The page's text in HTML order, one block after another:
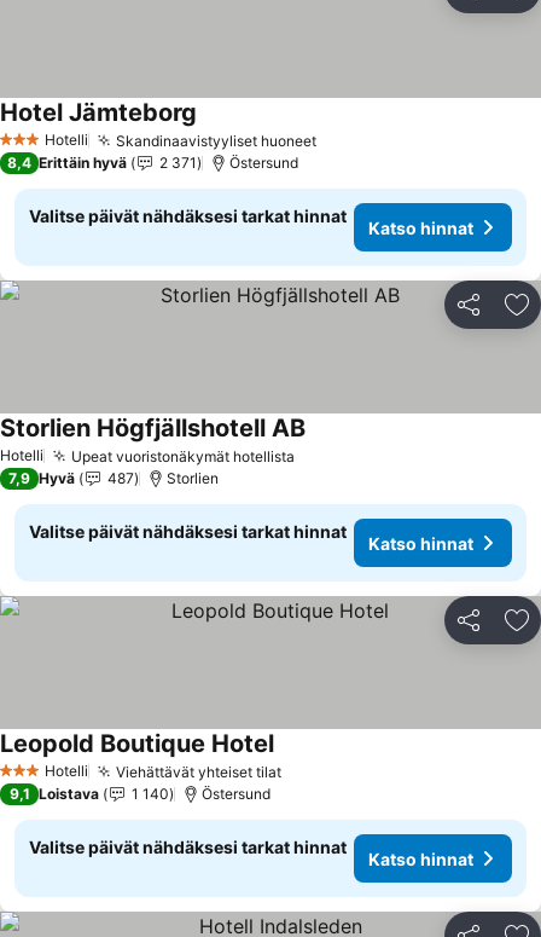
3 Tähtiluokitus
Hotelli Skandinaavistyyliset huoneetKatso hinnat
Hotel Jämteborg
8,4 Erittäin hyvä 2 371 Östersund
Valitse päivät nähdäksesi tarkat hinnat
Katso hinnat
Jaa
Hotelli Upeat vuoristonäkymät hotellista
Storlien Högfjällshotell ABKatso hinnat
7,9 Hyvä 487 Storlien
Valitse päivät nähdäksesi tarkat hinnat
Katso hinnat
Jaa
3 Tähtiluokitus
Hotelli Viehättävät yhteiset tilatKatso hinnat
Leopold Boutique HotelKatso hinnat
9,1 Loistava 1 140 Östersund
Valitse päivät nähdäksesi tarkat hinnat
Katso hinnat